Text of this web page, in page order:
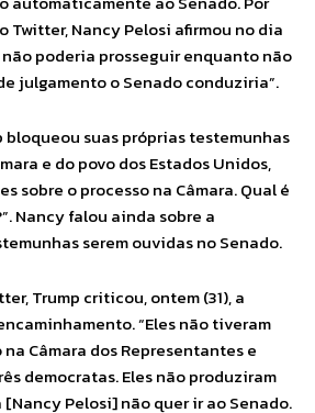
Twitter, Nancy Pelosi afirmou no dia
poderia prosseguir enquanto não
julgamento o Senado conduziria”.
bloqueou suas próprias testemunhas
e do povo dos Estados Unidos,
sobre o processo na Câmara. Qual é
Nancy falou ainda sobre a
serem ouvidas no Senado.
Trump criticou, ontem (31), a
“Eles não tiveram
Câmara dos Representantes e
democratas. Eles não produziram
[Nancy Pelosi] não quer ir ao Senado.